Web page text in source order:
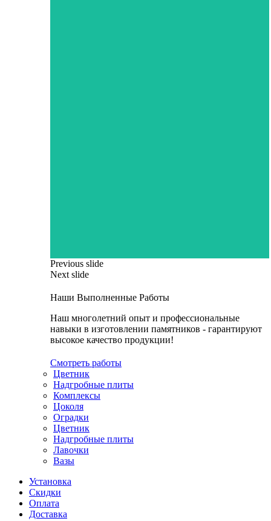
Previous slide
Next slide
Наши Выполненные Работы
Наш многолетний опыт и профессиональные
навыки в изготовлении памятников - гарантируют
высокое качество продукции!
Смотреть работы
Цветник
Надгробные плиты
Комплексы
Цоколя
Оградки
Цветник
Надгробные плиты
Лавочки
Вазы
Установка
Скидки
Оплата
Доставка